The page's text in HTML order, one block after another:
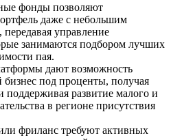
фонды позволяют
даже с небольшим
управление
занимаются подбором лучших
пая.
дают возможность
бизнес под проценты, получая
поддерживая развитие малого и
в регионе присутствия
фриланс требуют активных